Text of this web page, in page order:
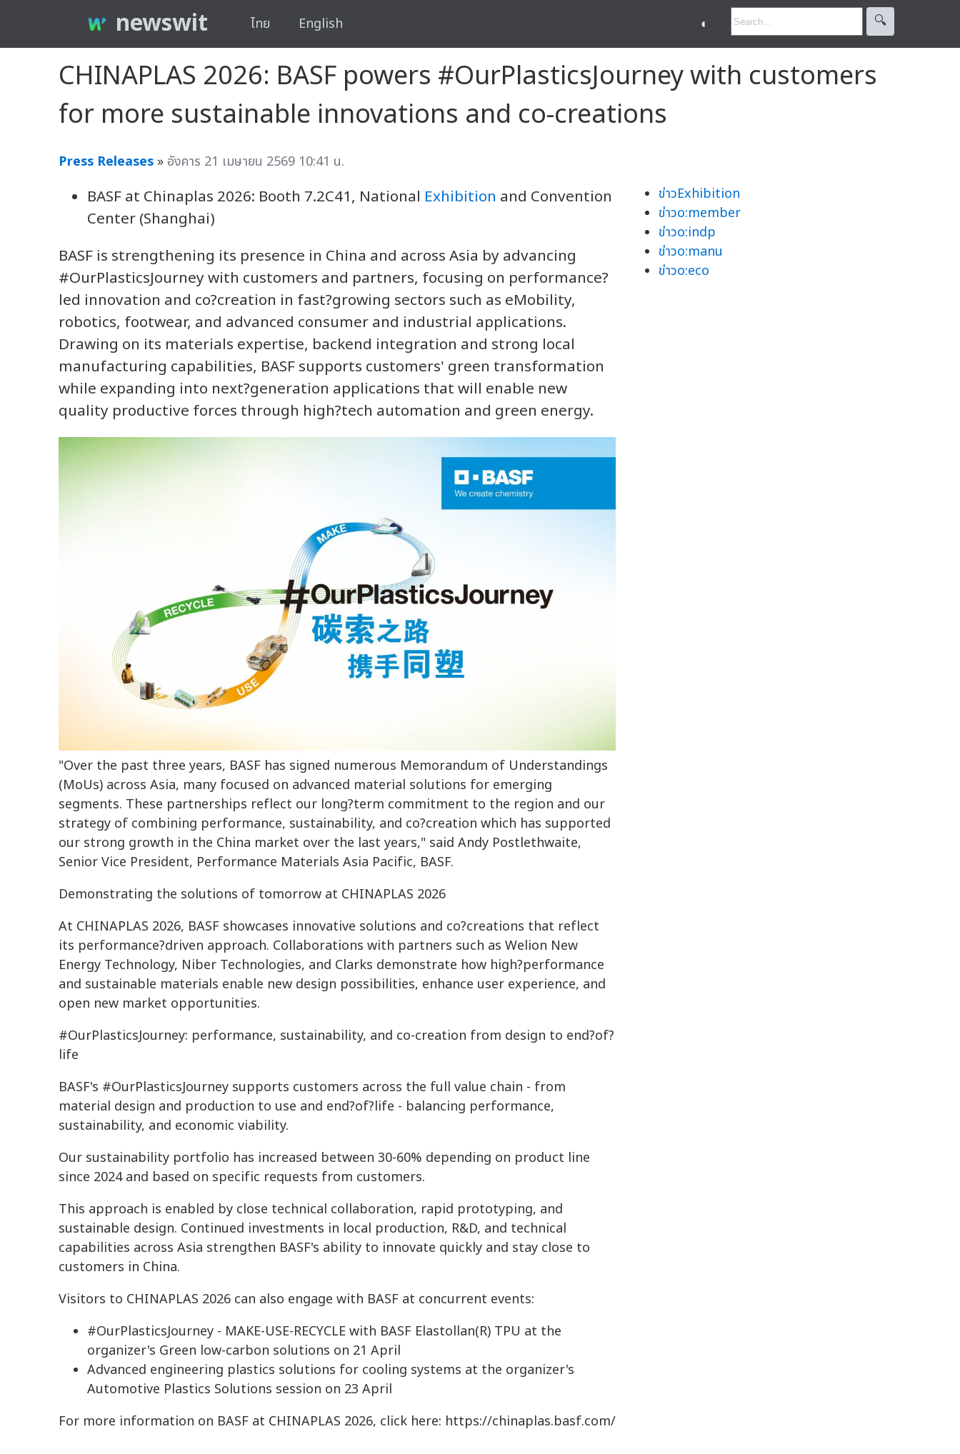
newswit ไทย English ◐ 🔍︎
CHINAPLAS 2026: BASF powers #OurPlasticsJourney with customers
for more sustainable innovations and co-creations
Press Releases » อังคาร 21 เมษายน 2569 10:41 น.
BASF at Chinaplas 2026: Booth 7.2C41, National Exhibition and Convention
Center (Shanghai)
BASF is strengthening its presence in China and across Asia by advancing
#OurPlasticsJourney with customers and partners, focusing on performance?
led innovation and co?creation in fast?growing sectors such as eMobility,
robotics, footwear, and advanced consumer and industrial applications.
Drawing on its materials expertise, backend integration and strong local
manufacturing capabilities, BASF supports customers' green transformation
while expanding into next?generation applications that will enable new
quality productive forces through high?tech automation and green energy.
"Over the past three years, BASF has signed numerous Memorandum of Understandings
(MoUs) across Asia, many focused on advanced material solutions for emerging
segments. These partnerships reflect our long?term commitment to the region and our
strategy of combining performance, sustainability, and co?creation which has supported
our strong growth in the China market over the last years," said Andy Postlethwaite,
Senior Vice President, Performance Materials Asia Pacific, BASF.
Demonstrating the solutions of tomorrow at CHINAPLAS 2026
At CHINAPLAS 2026, BASF showcases innovative solutions and co?creations that reflect
its performance?driven approach. Collaborations with partners such as Welion New
Energy Technology, Niber Technologies, and Clarks demonstrate how high?performance
and sustainable materials enable new design possibilities, enhance user experience, and
open new market opportunities.
#OurPlasticsJourney: performance, sustainability, and co-creation from design to end?of?
life
BASF's #OurPlasticsJourney supports customers across the full value chain - from
material design and production to use and end?of?life - balancing performance,
sustainability, and economic viability.
Our sustainability portfolio has increased between 30-60% depending on product line
since 2024 and based on specific requests from customers.
This approach is enabled by close technical collaboration, rapid prototyping, and
sustainable design. Continued investments in local production, R&D, and technical
capabilities across Asia strengthen BASF's ability to innovate quickly and stay close to
customers in China.
Visitors to CHINAPLAS 2026 can also engage with BASF at concurrent events:
#OurPlasticsJourney - MAKE-USE-RECYCLE with BASF Elastollan(R) TPU at the
organizer's Green low-carbon solutions on 21 April
Advanced engineering plastics solutions for cooling systems at the organizer's
Automotive Plastics Solutions session on 23 April
For more information on BASF at CHINAPLAS 2026, click here: https://chinaplas.basf.com/
ข่าวExhibition
ข่าวo:member
ข่าวo:indp
ข่าวo:manu
ข่าวo:eco